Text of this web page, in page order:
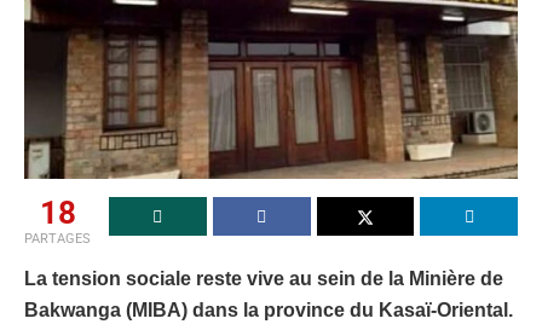
18
PARTAGES
La tension sociale reste vive au sein de la Minière de
Bakwanga (MIBA) dans la province du Kasaï-Oriental.